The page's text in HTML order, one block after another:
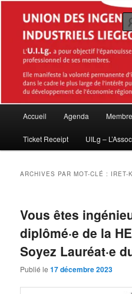
contenu
principal
contenu
secondaireUnion des
Liégeois (UILg
Association des Master en
Haute École de la Province de
principal
Accueil Agenda
Ticket Receipt UILg –
ARCHIVES PAR MOT-CLÉ : IRET-
Vous êtes
diplômé·e de la
Soyez Lauréat·e
Publié le17 décembre 2023